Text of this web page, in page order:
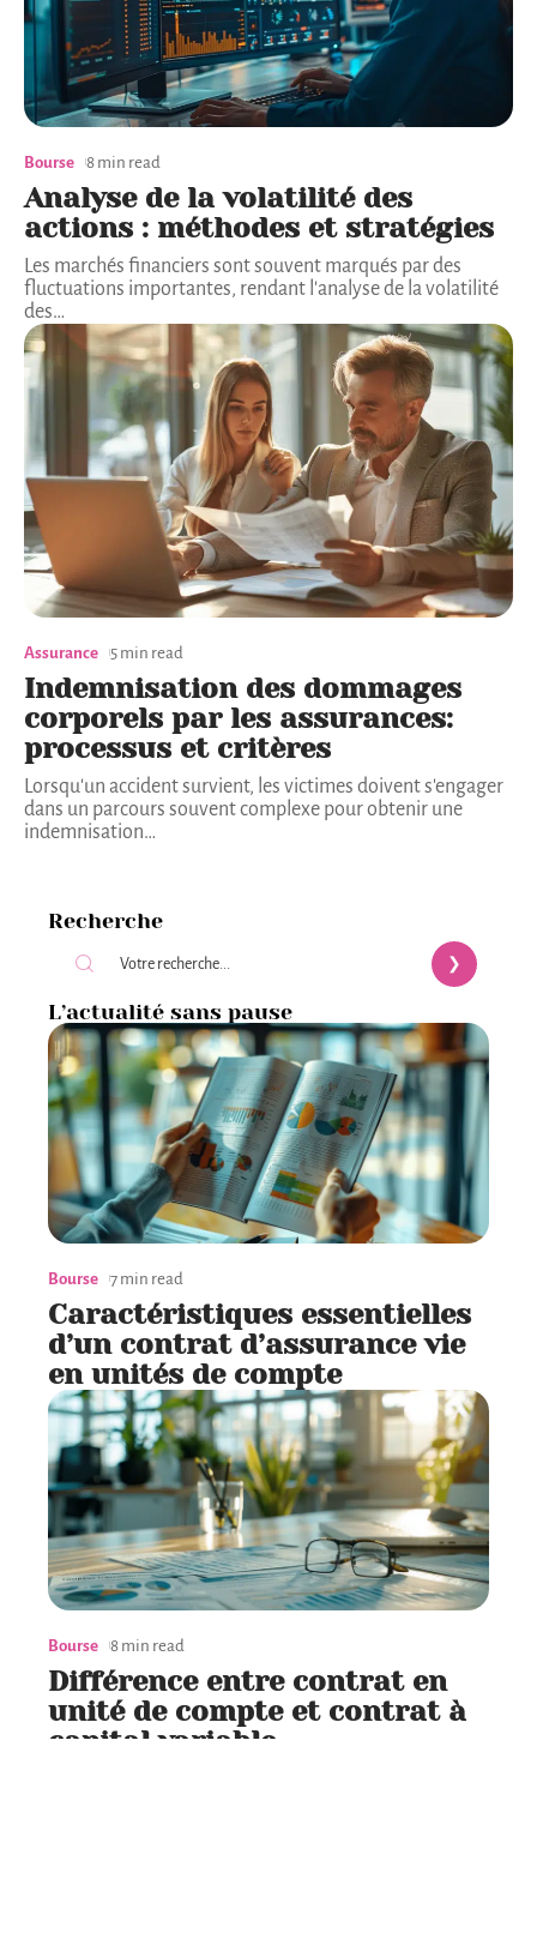
Bourse 8 min read
Analyse de la volatilité des
actions : méthodes et stratégies
Les marchés financiers sont souvent marqués par des
fluctuations importantes, rendant l'analyse de la volatilité
des…
Assurance 5 min read
Indemnisation des dommages
corporels par les assurances:
processus et critères
Lorsqu'un accident survient, les victimes doivent s'engager
dans un parcours souvent complexe pour obtenir une
indemnisation…
Recherche
L’actualité sans pause
Bourse 7 min read
Caractéristiques essentielles
d’un contrat d’assurance vie
en unités de compte
Bourse 8 min read
Différence entre contrat en
unité de compte et contrat à
capital variable